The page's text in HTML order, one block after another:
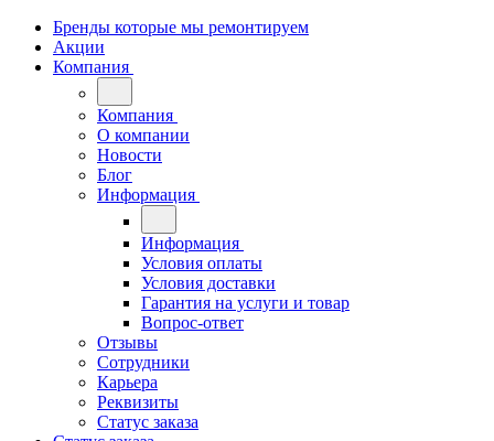
Бренды которые мы ремонтируем
Акции
Компания
Компания
О компании
Новости
Блог
Информация
Информация
Условия оплаты
Условия доставки
Гарантия на услуги и товар
Вопрос-ответ
Отзывы
Сотрудники
Карьера
Реквизиты
Статус заказа